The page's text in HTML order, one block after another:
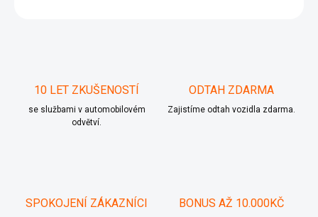
10 LET ZKUŠENOSTÍ
se službami v automobilovém
odvětví.
ODTAH ZDARMA
Zajistíme odtah vozidla zdarma.
SPOKOJENÍ ZÁKAZNÍCI BONUS AŽ 10.000KČ